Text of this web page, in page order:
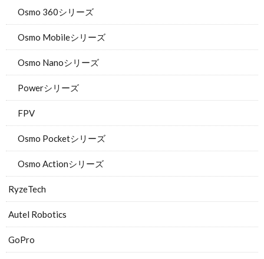
Osmo 360シリーズ
Osmo Mobileシリーズ
Osmo Nanoシリーズ
Powerシリーズ
FPV
Osmo Pocketシリーズ
Osmo Actionシリーズ
RyzeTech
Autel Robotics
GoPro